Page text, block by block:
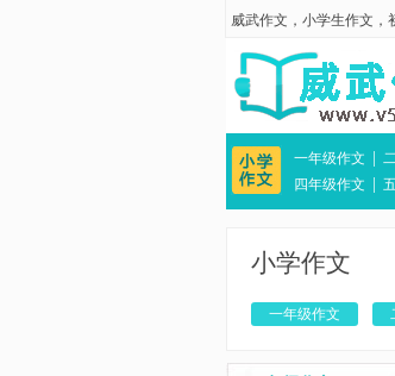
威武作文 ， 小学生作文 ，
一年级作文
四年级作文
小学作文
一年级作文